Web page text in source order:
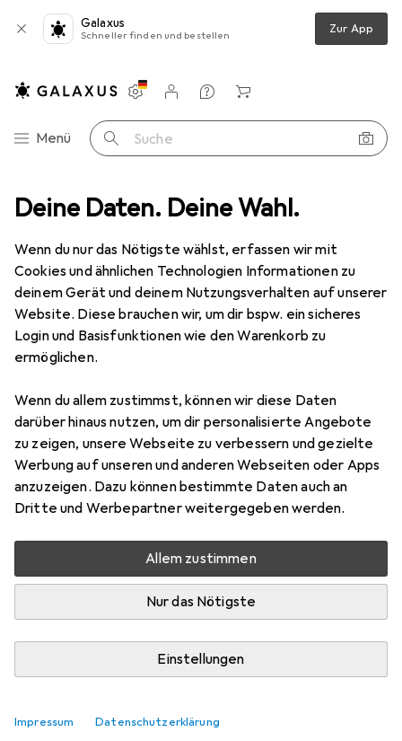
Deine Daten. Deine Wahl.
Wenn du nur das Nötigste wählst, erfassen wir mit
Cookies und ähnlichen Technologien Informationen zu
deinem Gerät und deinem Nutzungsverhalten auf unserer
Website. Diese brauchen wir, um dir bspw. ein sicheres
Login und Basisfunktionen wie den Warenkorb zu
ermöglichen.
Wenn du allem zustimmst, können wir diese Daten
darüber hinaus nutzen, um dir personalisierte Angebote
zu zeigen, unsere Webseite zu verbessern und gezielte
Werbung auf unseren und anderen Webseiten oder Apps
anzuzeigen. Dazu können bestimmte Daten auch an
Dritte und Werbepartner weitergegeben werden.
Allem zustimmen
Nur das Nötigste
Einstellungen
Impressum Datenschutzerklärung
Galaxus
Schneller finden und bestellen Zur App
Navigation nach Kategorien
Menü Suche
Einstellungen
Kundenkonto
Vergleichslisten
Merklisten
Warenkorb
Waschmittel + Textilpflege Grangers Clothing Repel
14 Bilder
Grangers Clothing Repel
Preis in EUR inkl. MwSt.
EUR
31,84
14
Bewertungen Marke
Mehr von Grangers
Zwischen Do, 13.8. und Mo, 17.8. geliefert
5 Stück an Lager beim Drittanbieter
Lieferort angeben für genaue Lieferzeit
FR